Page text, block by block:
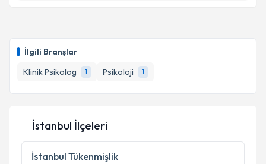
İlgili Branşlar
Klinik Psikolog
1 Psikoloji 1
bilgilendireceğiz.
E-posta Adresiniz
Kişisel verilerimin işlenmesine ilişkin
Metni'ni okudum ve kişisel verilerimin belirtilen
kapsamda işlenmesini kabul ediyorum.
İstanbul İlçeleri
İstanbul Tükenmişlik